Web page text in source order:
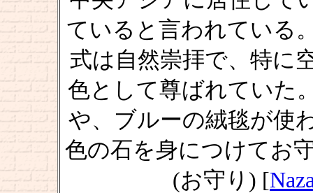
ていると言われてい
式は自然崇拝で、特に
色として尊ばれてい
や、ブルーの絨毯が
色の石を身につけてお
(お守り) [